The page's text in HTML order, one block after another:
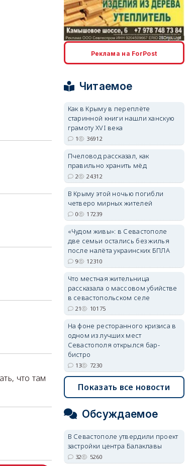
что там
erid: 2SDnjcLUypt
erid: 2SDnjcrDNw6
erid: 2SDnjdPjgYS
Реклама на ForPost
Читаемое
Как в Крыму в переплёте
старинной книги нашли ханскую
грамоту XVI века
1 36912
Пчеловод рассказал, как
правильно хранить мёд
2 24312
В Крыму этой ночью погибли
четверо мирных жителей
0 17239
«Чудом живы»: в Севастополе
две семьи остались без жилья
после налёта украинских БПЛА
9 12310
Что местная жительница
рассказала о массовом убийстве
в севастопольском селе
21 10175
На фоне ресторанного кризиса в
одном из лучших мест
Севастополя открылся бар-
бистро
13 7230
Показать все новости
Обсуждаемое
В Севастополе утвердили проект
застройки центра Балаклавы
32 5260